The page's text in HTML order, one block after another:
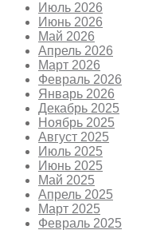
Июль 2026
Июнь 2026
Май 2026
Апрель 2026
Март 2026
Февраль 2026
Январь 2026
Декабрь 2025
Ноябрь 2025
Август 2025
Июль 2025
Июнь 2025
Май 2025
Апрель 2025
Март 2025
Февраль 2025